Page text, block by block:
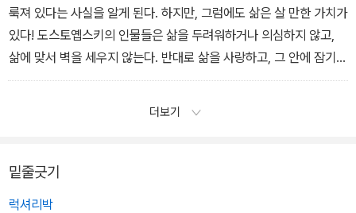
룩져 있다는 사실을 알게 된다. 하지만, 그럼에도 삶은 살 만한 가치가
있다! 도스토옙스키의 인물들은 삶을 두려워하거나 의심하지 않고,
삶에 맞서 벽을 세우지 않는다. 반대로 삶을 사랑하고, 그 안에 잠기
고, 필요하다면 아예 깊숙이 빠져버린다. 그들은 이렇게 말하는 것 같
더보기
밑줄긋기
럭셔리박